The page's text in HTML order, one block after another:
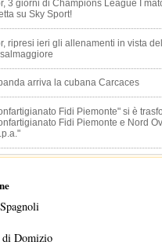
3 giorni di Champions League I
su Sky Sport!
ripresi ieri gli allenamenti in vista
arriva la cubana Carcaces
Fidi Piemonte" si è
Fidi Piemonte e Nord
di Domizio